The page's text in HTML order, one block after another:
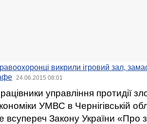
викрили ігровий зал,
24.06.2015 08:01
управління протидії
УМВС в Чернігівській
всупереч Закону України «Про